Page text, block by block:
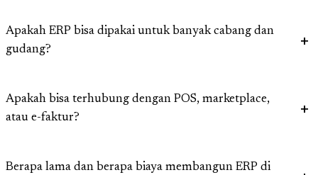
Apakah ERP bisa dipakai untuk banyak cabang dan
gudang?
Apakah bisa terhubung dengan POS, marketplace,
atau e-faktur?
Berapa lama dan berapa biaya membangun ERP di